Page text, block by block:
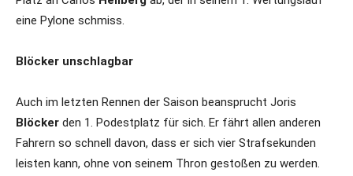
eine Pylone schmiss.
Blöcker unschlagbar
Auch im letzten Rennen der Saison beansprucht Joris
Blöcker den 1. Podestplatz für sich. Er fährt allen anderen
Fahrern so schnell davon, dass er sich vier Strafsekunden
leisten kann, ohne von seinem Thron gestoßen zu werden.